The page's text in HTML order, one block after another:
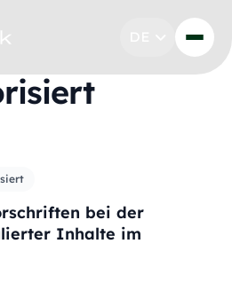
von Vorschriften bei der
bei der
Inhalte im